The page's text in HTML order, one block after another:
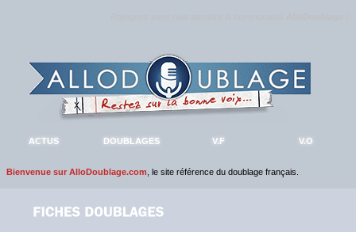
ACTUS DOUBLAGES V.F V.O
Bienvenue sur AlloDoublage.com , le site référence du doublage français.